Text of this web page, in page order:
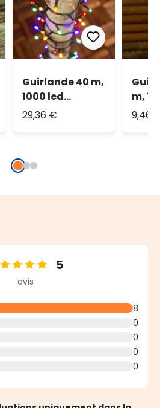
Guirlande 40 m,
1000 led
multicolor,
29,36 €
m,
9,46
sur 5 étoiles
5
avis
8
0
0
0
0